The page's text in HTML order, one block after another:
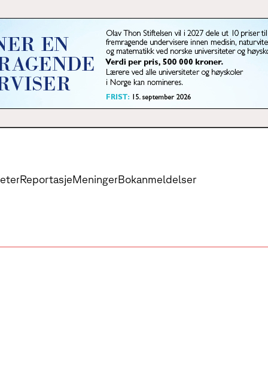
ReportasjeMeningerBokanmeldelser